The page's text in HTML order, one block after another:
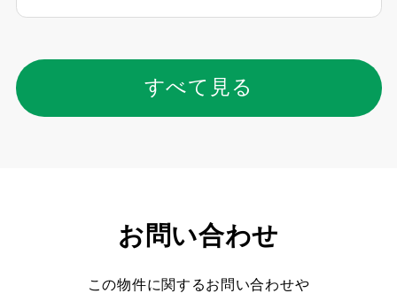
すべて見る
お問い合わせ
この物件に関するお問い合わせや